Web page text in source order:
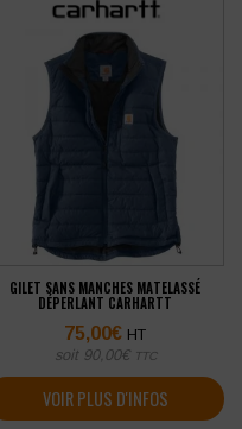
GILET SANS MANCHES MATELASSÉ
DÉPERLANT CARHARTT
75,00€ HT
soit 90,00€ TTC
VOIR PLUS D'INFOS